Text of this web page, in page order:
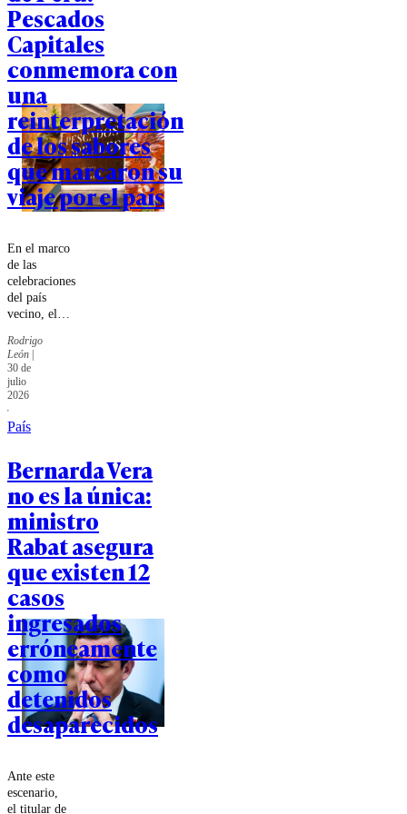
Pescados
Capitales
conmemora con
una
reinterpretación
de los sabores
que marcaron su
viaje por el país
En el marco
de las
celebraciones
del país
vecino, el
presenta una
propuesta
inspirada en
un recorrido
gastronómico
por distintas
incorporando
ingredientes
como cacao
amazónico,
ajíes
tradicionales,
hierbas frescas
y técnicas que
históricamente
han sido parte
de la cocina
peruana.
Rodrigo
León |
30 de
julio
2026
País
Bernarda Vera
no es la única:
ministro
Rabat asegura
que existen 12
casos
ingresados
erróneamente
como
detenidos
desaparecidos
Ante este
escenario,
el titular de